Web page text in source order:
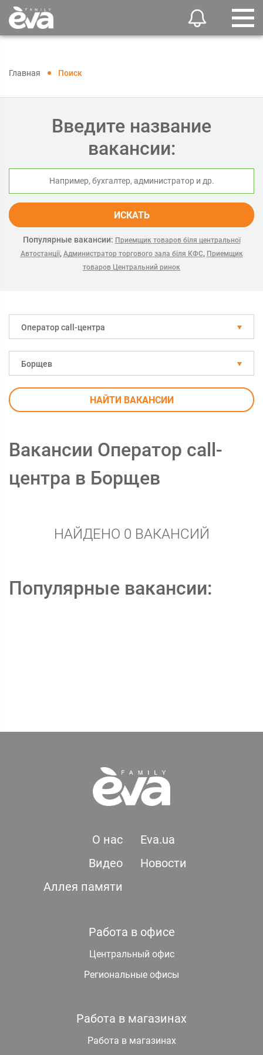
Главная Поиск
Введите название
вакансии:
ИСКАТЬ
Популярные вакансии: Приемщик товаров біля центральної
Автостанції, Администратор торгового зала біля КФС, Приемщик
товаров Центральний ринок
Оператор call-центра
Борщев
НАЙТИ ВАКАНСИИ
Вакансии Оператор call-
центра в Борщев
НАЙДЕНО 0 ВАКАНСИЙ
Популярные вакансии:
О нас
Eva.ua
Видео
Новости
Аллея памяти
Работа в офисе
Центральный офис
Региональные офисы
Работа в магазинах
Работа в магазинах